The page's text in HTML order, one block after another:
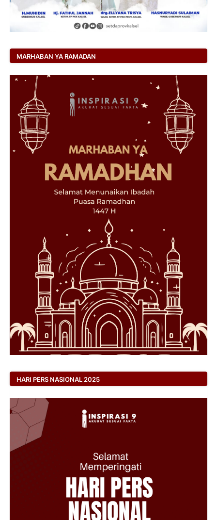
MARHABAN YA RAMADAN
HARI PERS NASIONAL 2025